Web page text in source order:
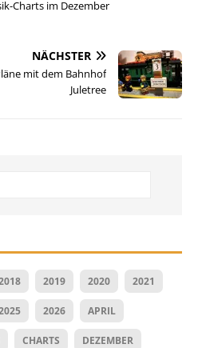
Charts im Dezember
NÄCHSTER
mit dem Bahnhof
Juletree
2019 2020 2021
2026 APRIL
CHARTS DEZEMBER